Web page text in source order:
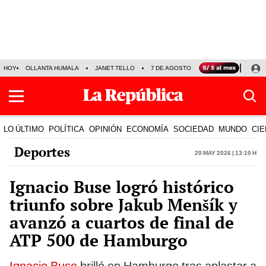
HOY OLLANTA HUMALA JANET TELLO 7 DE AGOSTO TINKA RESULTADOS
LO ÚLTIMO POLÍTICA OPINIÓN ECONOMÍA SOCIEDAD MUNDO
Deportes 20 May 2026 | 13:10 h
Ignacio Buse logró histórico
triunfo sobre Jakub Menšík y
avanzó a cuartos de final de
ATP 500 de Hamburgo